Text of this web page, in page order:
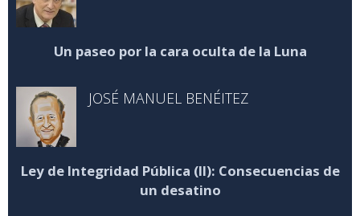
Un paseo por la cara oculta de la Luna
JOSÉ MANUEL BENÉITEZ
Ley de Integridad Pública (II): Consecuencias de
un desatino